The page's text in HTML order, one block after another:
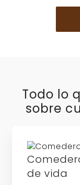
Todo lo
sobre
de vida
se
página
de